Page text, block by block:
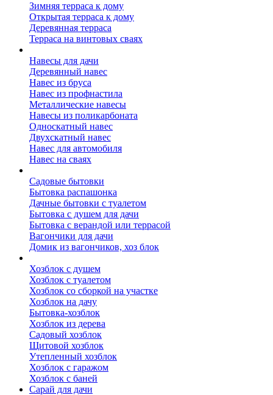
Зимняя терраса к дому
Открытая терраса к дому
Деревянная терраса
Терраса на винтовых сваях
Навесы для дачи
Деревянный навес
Навес из бруса
Навес из профнастила
Металлические навесы
Навесы из поликарбоната
Односкатный навес
Двухскатный навес
Навес для автомобиля
Навес на сваях
Садовые бытовки
Бытовка распашонка
Дачные бытовки с туалетом
Бытовка с душем для дачи
Бытовка с верандой или террасой
Вагончики для дачи
Домик из вагончиков, хоз блок
Хозблок с душем
Хозблок с туалетом
Хозблок со сборкой на участке
Хозблок на дачу
Бытовка-хозблок
Хозблок из дерева
Садовый хозблок
Щитовой хозблок
Утепленный хозблок
Хозблок с гаражом
Хозблок с баней
Сарай для дачи